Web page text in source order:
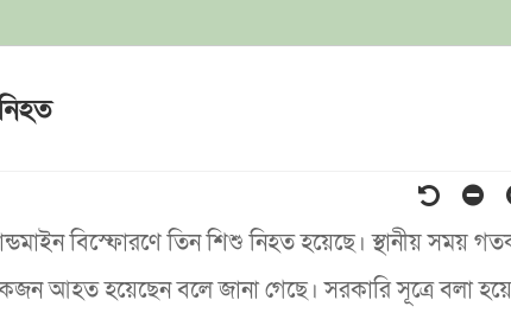
বিস্ফোরণে তিন শিশু নিহত হয়েছে। স্থানীয় সময়
আহত হয়েছেন বলে জানা গেছে। সরকারি সূত্রে বলা